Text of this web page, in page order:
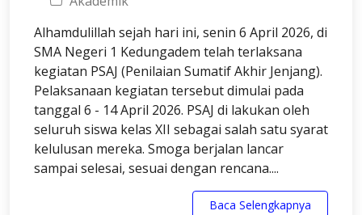
Alhamdulillah sejah hari ini, senin 6 April 2026, di
SMA Negeri 1 Kedungadem telah terlaksana
kegiatan PSAJ (Penilaian Sumatif Akhir Jenjang).
Pelaksanaan kegiatan tersebut dimulai pada
tanggal 6 - 14 April 2026. PSAJ di lakukan oleh
seluruh siswa kelas XII sebagai salah satu syarat
kelulusan mereka. Smoga berjalan lancar
sampai selesai, sesuai dengan rencana....
Baca Selengkapnya